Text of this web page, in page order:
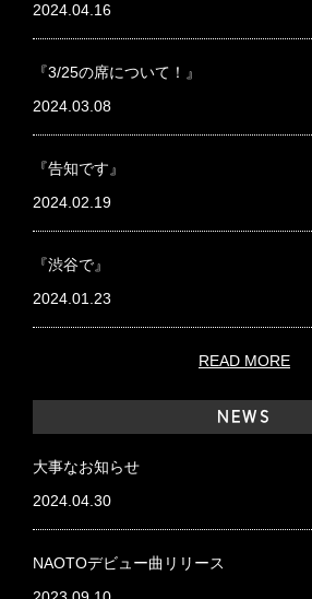
2024.04.16
『3/25の席について！』
2024.03.08
『告知です』
2024.02.19
『渋谷で』
2024.01.23
READ MORE
NEWS
大事なお知らせ
2024.04.30
NAOTOデビュー曲リリース